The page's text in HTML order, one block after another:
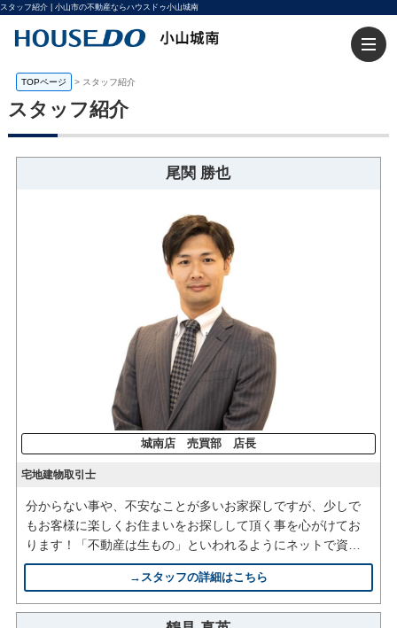
スタッフ紹介 | 小山市の不動産ならハウスドゥ小山城南
TOPページ > スタッフ紹介
スタッフ紹介
尾関 勝也
城南店 売買部 店長
宅地建物取引士
分からない事や、不安なことが多いお家探しですが、少しで
もお客様に楽しくお住まいをお探しして頂く事を心がけてお
ります！「不動産は生もの」といわれるようにネットで資料
を集めているうちに、一つまた一つと物件が無くなってしま
う事もあります。内覧しないで後悔することがないよう、是
非私と物件のご内覧をしてみましょう！
気に入るのが見つかるまでお付き合いさせて頂きます！
→スタッフの詳細はこちら